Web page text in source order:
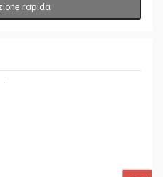
rapida